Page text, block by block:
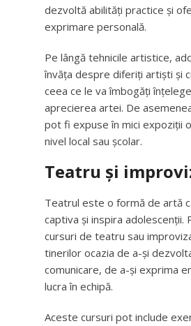
dezvoltă abilități practice și
exprimare personală.
Pe lângă tehnicile artistice,
învăța despre diferiți artiști și
ceea ce le va îmbogăți
aprecierea artei. De
pot fi expuse în mici expoziții
nivel local sau școlar.
Teatru și
Teatrul este o formă de artă
captiva și inspira adolescenții.
cursuri de teatru sau
tinerilor ocazia de a-și
comunicare, de a-și exprima
lucra în echipă.
Aceste cursuri pot include